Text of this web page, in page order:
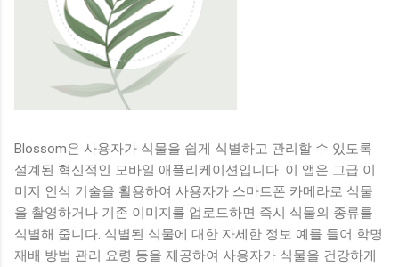
Blossom은 사용자가 식물을 쉽게 식별하고 관리할 수 있도록
설계된 혁신적인 모바일 애플리케이션입니다. 이 앱은 고급 이
미지 인식 기술을 활용하여 사용자가 스마트폰 카메라로 식물
을 촬영하거나 기존 이미지를 업로드하면 즉시 식물의 종류를
식별해 줍니다. 식별된 식물에 대한 자세한 정보 예를 들어 학명
재배 방법 관리 요령 등을 제공하여 사용자가 식물을 건강하게